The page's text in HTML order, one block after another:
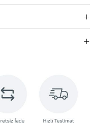
bir fırçayla tozdan